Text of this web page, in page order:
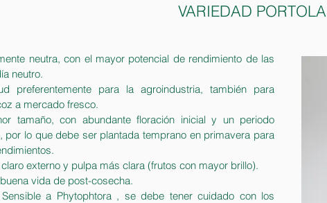
VARIEDAD PORTOLA
neutra, con el mayor potencial de rendimiento de las
neutro.
preferentemente para la agroindustria, también para
a mercado fresco.
tamaño, con abundante floración inicial y un periodo
por lo que debe ser plantada temprano en primavera para
externo y pulpa más clara (frutos con mayor brillo).
vida de post-cosecha.
Sensible a Phytophtora , se debe tener cuidado con los